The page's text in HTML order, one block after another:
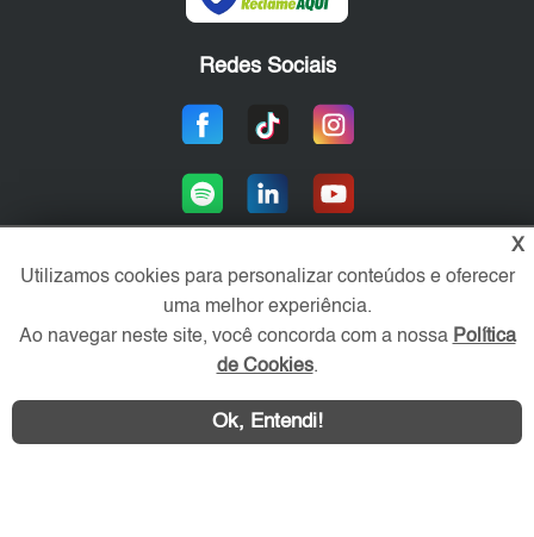
WhatsApp Contatar
Redes Sociais
Área exclusiva aos anunciantes,
acesse sua conta:
X
Utilizamos cookies para personalizar conteúdos e oferecer
uma melhor experiência.
Ao navegar neste site, você concorda com a nossa Política
de Cookies.
Ok, Entendi!